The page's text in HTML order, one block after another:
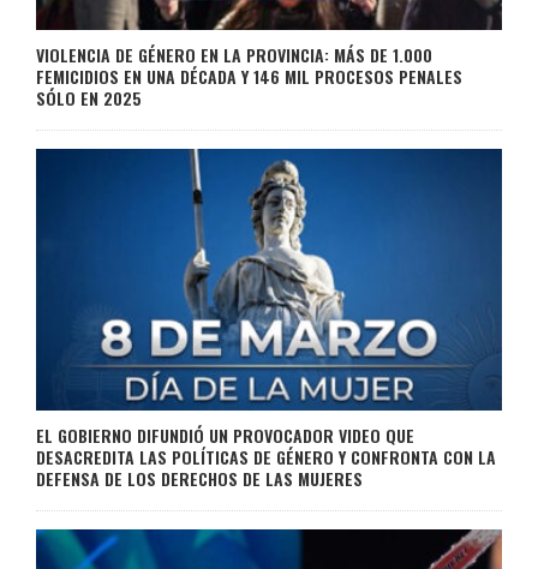
VIOLENCIA DE GÉNERO EN LA PROVINCIA: MÁS DE 1.000
FEMICIDIOS EN UNA DÉCADA Y 146 MIL PROCESOS PENALES
SÓLO EN 2025
EL GOBIERNO DIFUNDIÓ UN PROVOCADOR VIDEO QUE
DESACREDITA LAS POLÍTICAS DE GÉNERO Y CONFRONTA CON LA
DEFENSA DE LOS DERECHOS DE LAS MUJERES